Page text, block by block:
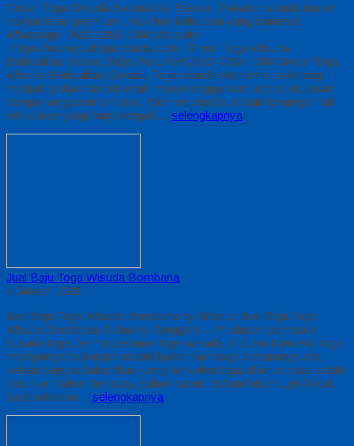
Grosir Toga Wisuda Berkualitas Bekasi Pakaian wisuda murah
namun tetap premium untuk hari kelulusan yang istimewa
WhatsApp: 0812-2282-1060 Wibesite
: https://www.jualtogawisuda.com Grosir Toga Wisuda
Berkualitas Bekasi, https://wa.me/62812-2282-1060 Grosir Toga
Wisuda Berkualitas Bekasi, Toga wisuda ekonomis sekarang
menjadi pilihan favorit untuk menyelenggarakan acara kelulusan
dengan anggaran terbatas. Momen wisuda adalah kenangan tak
terlupakan yang hanya terjadi… selengkapnya
Jual Baju Toga Wisuda Bombana
4 Januari 2021
Jual Baju Toga Wisuda Bombana by Alfairuz Jual Baju Toga
Wisuda Bombana Sulawesi Tenggara – Produsen pemasok
busana toga. terima pesanan toga wisuda, di dunia konveksi toga
mempunyai beberapa model bahan kain toga. Umumnya ada
sekian banyak bahan/kain yang konveksi toga alfairuz pakai salah
satunya : bahan bestway, bahan saten, bahan beludru, jet-black.
Saat sebelum… selengkapnya